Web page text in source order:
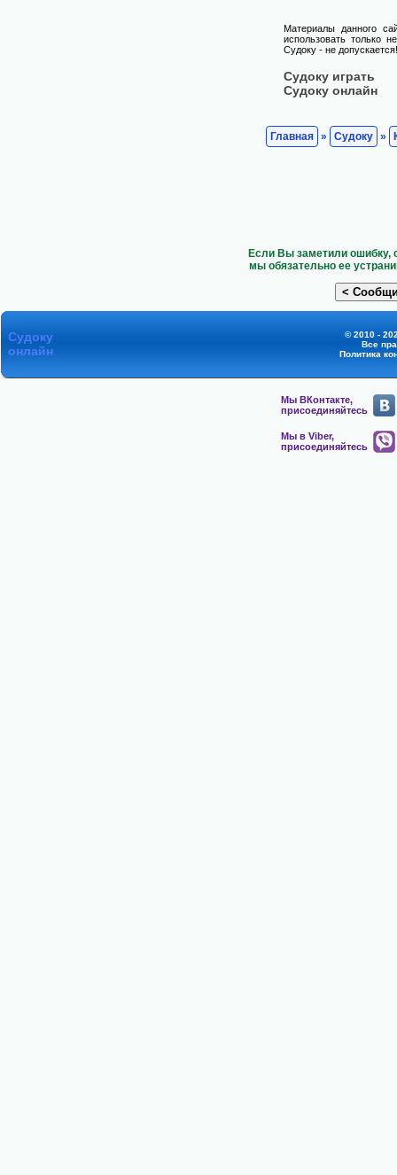
Материалы данного
использовать только
Судоку - не допускается!
Судоку играть
Судоку онлайн
Главная » Судоку »
Если Вы заметили ошибку,
мы обязательно ее
Судоку
онлайн
© 2010 -
Все
Политика
Мы ВКонтакте,
присоединяйтесь
Мы в Viber,
присоединяйтесь